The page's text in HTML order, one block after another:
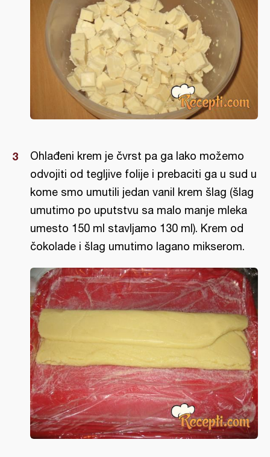
Ohlađeni krem je čvrst pa ga lako možemo
odvojiti od tegljive folije i prebaciti ga u sud u
kome smo umutili jedan vanil krem šlag (šlag
umutimo po uputstvu sa malo manje mleka
umesto 150 ml stavljamo 130 ml). Krem od
čokolade i šlag umutimo lagano mikserom.